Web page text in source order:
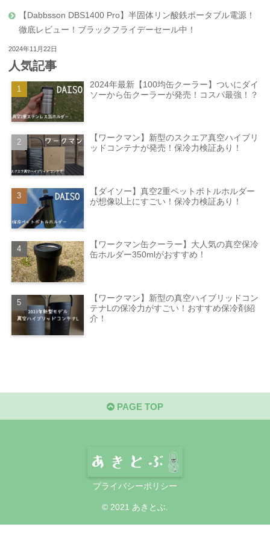
【Dabbsson DBS1400 Pro】半固体リン酸鉄ポータブル電源！
徹底レビュー！ブラックフライデーセール中！
2024年11月22日
人気記事
2024年最新【100均缶クーラー】ついにダイ
ソーから缶クーラーが発売！コスパ最強！？
【ワークマン】新型のスクエア真空ハイブリ
ッドコンテナが発売！保冷力検証あり！
【ダイソー】真空2重ペットボトルホルダー
が想像以上にすごい！保冷力検証あり！
【ワークマン缶クーラー】大人気の真空保冷
缶ホルダー350mlがおすすめ！
【ワークマン】新型の真空ハイブリッドコン
テナLの保冷力がすごい！おすすめ保冷剤紹
介！
PAGE TOP
プライバシーポリシー
© 2021 あきとぶ.